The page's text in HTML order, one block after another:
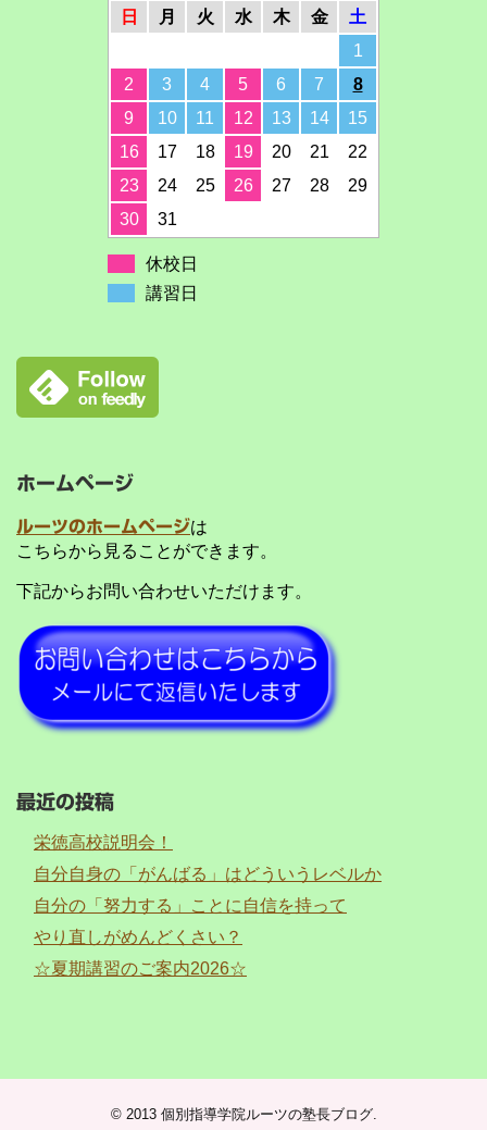
日
月 火 水 木 金
土
1
2
3 4 5 6 7
8
9
10 11 12 13 14
15
16
17 18 19 20 21
22
23
24 25 26 27 28
29
30
31
休校日
講習日
ホームページ
ルーツのホームページは
こちらから見ることができます。
下記からお問い合わせいただけます。
最近の投稿
栄徳高校説明会！
自分自身の「がんばる」はどういうレベルか
自分の「努力する」ことに自信を持って
やり直しがめんどくさい？
☆夏期講習のご案内2026☆
© 2013 個別指導学院ルーツの塾長ブログ.